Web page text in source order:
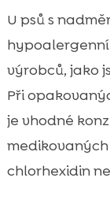
U psů s
výrobců, jako
Při
je vhodné
chlorhexidin